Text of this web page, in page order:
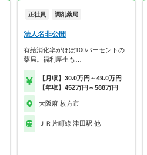
正社員 調剤薬局
法人名非公開
有給消化率がほぼ100パーセントの
薬局。福利厚生も…
【月収】30.0万円～49.0万円
【年収】452万円～588万円
大阪府 枚方市
ＪＲ片町線 津田駅 他